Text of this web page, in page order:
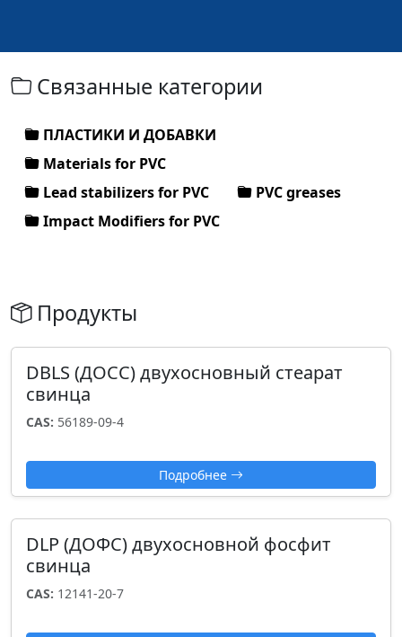
Связанные категории
ПЛАСТИКИ И ДОБАВКИ
Materials for PVC
Lead stabilizers for PVC
PVC greases
Impact Modifiers for PVC
Продукты
DBLS (ДОСС) двухосновный стеарат
свинца
CAS: 56189-09-4
Подробнее
DLP (ДОФС) двухосновной фосфит
свинца
CAS: 12141-20-7